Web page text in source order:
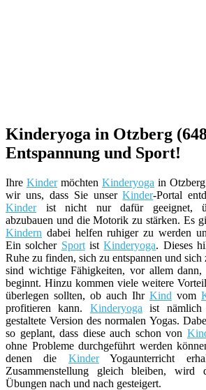
Kinderyoga in Otzberg
Entspannung und Sport!
Ihre Kindermöchten Kinderyoga in
wir uns, dass Sie unserKinder-Portal
Kinderist nicht nur dafür geeignet,
abzubauen und die Motorik zu stärken. Es
Kindern dabei helfen ruhiger zu werden
Ein solcher SportistKinderyoga. Dieses
Ruhe zu finden, sich zu entspannen und
sind wichtige Fähigkeiten, vor allem
beginnt. Hinzu kommen viele weitere
überlegen sollten, ob auch Ihr Kind vom
profitieren kann. Kinderyoga ist nämlich
gestaltete Version des normalen Yogas.
so geplant, dass diese auch schon von
ohne Probleme durchgeführt werden
denen die KinderYogaunterricht
Zusammenstellung gleich bleiben, wird
Übungen nach und nach gesteigert.